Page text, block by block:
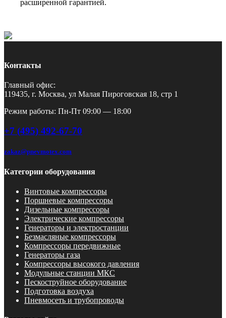
расширенной гарантией.
Контакты
Главный офис:
119435, г. Москва, ул Малая Пироговская 18, стр 1
Режим работы: Пн-Пт 09:00 — 18:00
+7 (495) 492-67-70
zakaz@pnevmotex.com
Категории оборудования
Винтовые компрессоры
Поршневые компрессоры
Дизельные компрессоры
Электрические компрессоры
Генераторы и электростанции
Безмасляные компрессоры
Компрессоры передвижные
Генераторы газа
Компрессоры высокого давления
Модульные станции МКС
Пескоструйное оборудование
Подготовка воздуха
Пневмосеть и трубопроводы